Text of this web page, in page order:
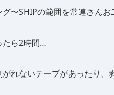
〜SHIPの範囲を常連さん
たら2時間…
がれないテープがあったり